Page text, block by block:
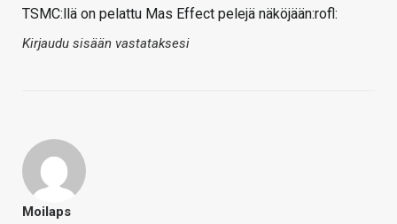
TSMC:llä on pelattu Mas Effect pelejä näköjään:rofl:
Kirjaudu sisään vastataksesi
Moilaps